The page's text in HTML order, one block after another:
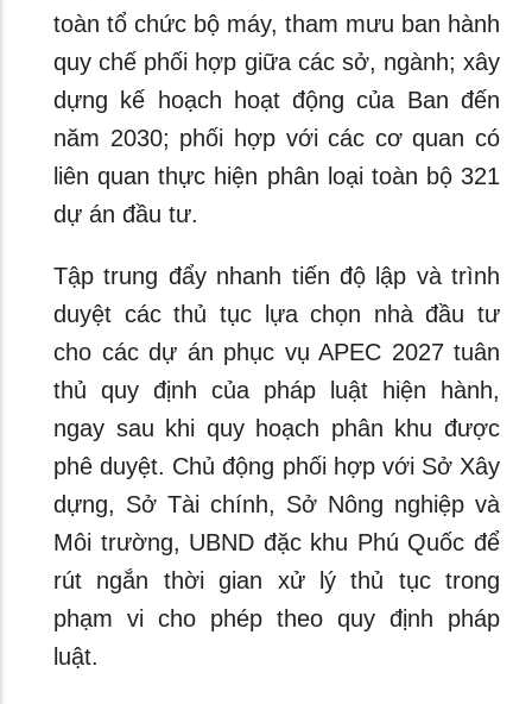
toàn tổ chức bộ máy, tham mưu ban hành
quy chế phối hợp giữa các sở, ngành; xây
dựng kế hoạch hoạt động của Ban đến
năm 2030; phối hợp với các cơ quan có
liên quan thực hiện phân loại toàn bộ 321
dự án đầu tư.
Tập trung đẩy nhanh tiến độ lập và trình
duyệt các thủ tục lựa chọn nhà đầu tư
cho các dự án phục vụ APEC 2027 tuân
thủ quy định của pháp luật hiện hành,
ngay sau khi quy hoạch phân khu được
phê duyệt. Chủ động phối hợp với Sở Xây
dựng, Sở Tài chính, Sở Nông nghiệp và
Môi trường, UBND đặc khu Phú Quốc để
rút ngắn thời gian xử lý thủ tục trong
phạm vi cho phép theo quy định pháp
luật.